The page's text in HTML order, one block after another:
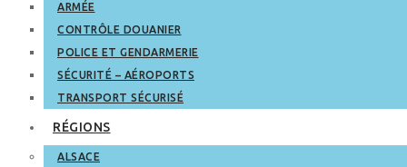
ARMÉE
CONTRÔLE DOUANIER
POLICE ET GENDARMERIE
SÉCURITÉ – AÉROPORTS
TRANSPORT SÉCURISÉ
RÉGIONS
ALSACE